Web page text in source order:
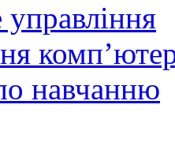
управління
навчанню